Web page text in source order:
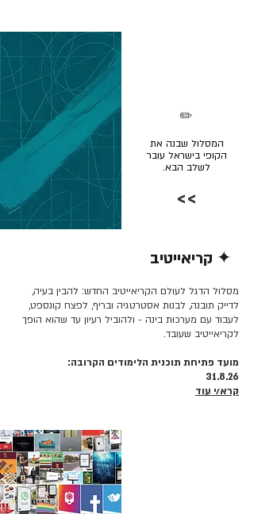
המסלול שבנה את
הקופי בישראל עובר
לשלב הבא.
✏️
>>
✦ קריאייטיב
מסלול הדגל לעולם הקריאייטיב החדש: להבין בעיה,
לדייק תובנה, לבנות אסטרטגיה ובריף, לפצח קונספט,
לעבוד עם מערכות בינה - ולהוביל רעיון עד שהוא הופך
לקריאייטיב שעובד.
מועד פתיחת תוכנית הלימודים הקרובה:
31.8.26
קרא/י עוד